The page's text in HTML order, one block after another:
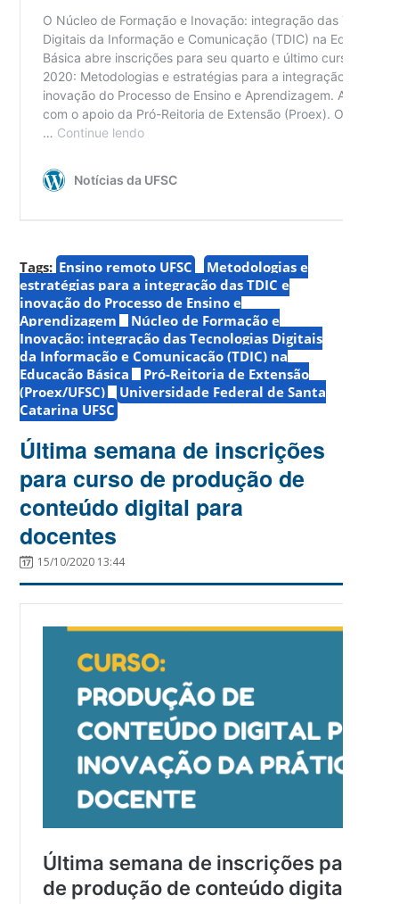
Tags: Ensino remoto UFSC
Metodologias e
estratégias para a integração das TDIC e
inovação do Processo de Ensino e
Aprendizagem
Núcleo de Formação e
Inovação: integração das Tecnologias Digitais
da Informação e Comunicação (TDIC) na
Educação Básica
Pró-Reitoria de Extensão
(Proex/UFSC)
Universidade Federal de Santa
Catarina UFSC
Última semana de inscrições
para curso de produção de
conteúdo digital para
docentes
15/10/2020 13:44